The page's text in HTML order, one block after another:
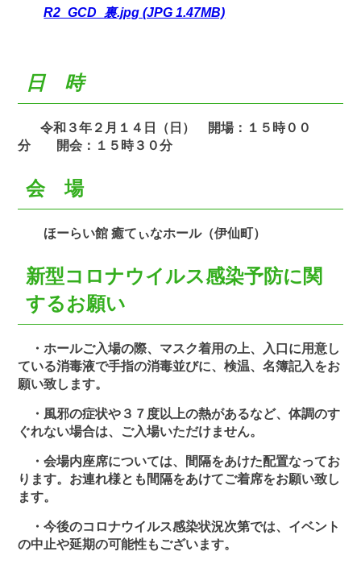
R2_GCD_裏.jpg (JPG 1.47MB)
日 時
令和３年２月１４日（日） 開場：１５時００
分 開会：１５時３０分
会 場
ほーらい館 癒てぃなホール（伊仙町）
新型コロナウイルス感染予防に関
するお願い
・ホールご入場の際、マスク着用の上、入口に用意し
ている消毒液で手指の消毒並びに、検温、名簿記入をお
願い致します。
・風邪の症状や３７度以上の熱があるなど、体調のす
ぐれない場合は、ご入場いただけません。
・会場内座席については、間隔をあけた配置なってお
ります。お連れ様とも間隔をあけてご着席をお願い致し
ます。
・今後のコロナウイルス感染状況次第では、イベント
の中止や延期の可能性もございます。